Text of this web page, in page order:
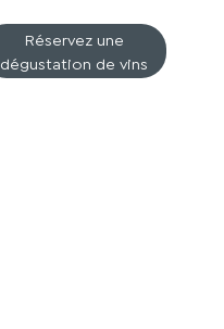
Réservez une
dégustation de vins